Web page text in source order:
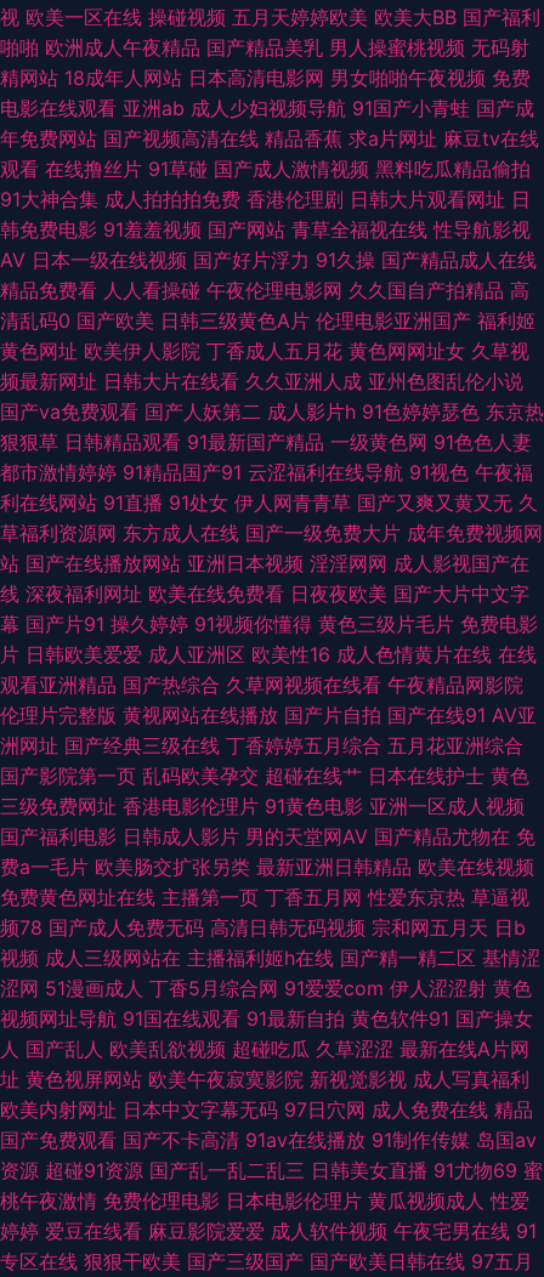
91HDavav在线 三级黄视频在线 九色福利探花视频 麻豆国产精品久久 国产
这里只有久久 超碰人人操 a级性交片 91入在线观看 微拍福利视频117 阿V中
文资源在线 黑人性爱网站 美日韩三极 日日韩日韩日韩AV 97超级视频 九九
国产 婷婷精品视频二区三区 91成人版下载 操操网站91 狠狠操狠狠撸 欧美性
交精品视频大全 性欧美第一页 91福利网在线免费 91网站在线观看免费 极品
御姐内射吃瓜 熟女资源库 AV五码 欧美成人多人免费 五月天肏屄网站 91TV
是什么 91男人影院 97视频在线激情观看 豆花视频在线网址 男女上床视频 婷
婷妞妞基地 91福利社在线 91在线观看链接网站 丁香五月激情一本道 九九99
蜜桃视频 欧美亚洲私人 影视先锋免费看A片 91视频入口福利姬 九久爱肏屄
热水 综合福利导航 91新人视频 国产黑丝TV 久久午夜网欧美 日韩城人网站
亚洲美女丝袜足交 91在线资源站 国产欧美线熟精 欧美第1色网 深喉九区 51
神马视频 先锋影音资源玖玖AV 91视频免费 超碰人人妻 狼友大香蕉 午夜福利
影院无码 91深夜影院色 操碰在线不卡 精品亚洲日韩在线专区 日本a片影音
先锋 91色精品 豆花va官网 免费看91网站 熟女亚洲一区二区三区 91免费高
福利理论片 女优大全 先锋av资源网在线 91官网网页版 97人妻人人操人人爽
国产精品视频色色 免费视频久久就久久 1024在线看片 91小仙女丝袜 国产精
品一区 欧美日韩福利资源网 五月天性爱视频 91传媒视频再现观看 91网站免
费立即观看 狠狠艹网 瑟瑟综合网 91n视频在线 久草日本亚洲 婷婷99热婷婷
91福利电影 91在线A级片 国产6页 男人天堂2015 乱轮社区 国模精自 欧美色
色不卡 国产视频第12页 不卡的国产AV 91乱子伦国产精品 91黄色网页 91大
神影音 伊人99大香网 熟妇人妻一区二区 老湿69视频福利在线 久热草无码 午
视 欧美一区在线 操碰视频 五月天婷婷欧美 欧美大BB 国产福利
啪啪 欧洲成人午夜精品 国产精品美乳 男人操蜜桃视频 无码射
精网站 18成年人网站 日本高清电影网 男女啪啪午夜视频 免费
电影在线观看 亚洲ab 成人少妇视频导航 91国产小青蛙 国产成
年免费网站 国产视频高清在线 精品香蕉 求a片网址 麻豆tv在线
观看 在线撸丝片 91草碰 国产成人激情视频 黑料吃瓜精品偷拍
91大神合集 成人拍拍拍免费 香港伦理剧 日韩大片观看网址 日
韩免费电影 91羞羞视频 国产网站 青草全福视在线 性导航影视
AV 日本一级在线视频 国产好片浮力 91久操 国产精品成人在线
精品免费看 人人看操碰 午夜伦理电影网 久久国自产拍精品 高
清乱码0 国产欧美 日韩三级黄色A片 伦理电影亚洲国产 福利姬
黄色网址 欧美伊人影院 丁香成人五月花 黄色网网址女 久草视
频最新网址 日韩大片在线看 久久亚洲人成 亚州色图乱伦小说
国产va免费观看 国产人妖第二 成人影片h 91色婷婷瑟色 东京热
狠狠草 日韩精品观看 91最新国产精品 一级黄色网 91色色人妻
都市激情婷婷 91精品国产91 云涩福利在线导航 91视色 午夜福
利在线网站 91直播 91处女 伊人网青青草 国产又爽又黄又无 久
草福利资源网 东方成人在线 国产一级免费大片 成年免费视频网
站 国产在线播放网站 亚洲日本视频 淫淫网网 成人影视国产在
线 深夜福利网址 欧美在线免费看 日夜夜欧美 国产大片中文字
幕 国产片91 操久婷婷 91视频你懂得 黄色三级片毛片 免费电影
片 日韩欧美爱爱 成人亚洲区 欧美性16 成人色情黄片在线 在线
观看亚洲精品 国产热综合 久草网视频在线看 午夜精品网影院
伦理片完整版 黄视网站在线播放 国产片自拍 国产在线91 AV亚
洲网址 国产经典三级在线 丁香婷婷五月综合 五月花亚洲综合
国产影院第一页 乱码欧美孕交 超碰在线艹 日本在线护士 黄色
三级免费网址 香港电影伦理片 91黄色电影 亚洲一区成人视频
国产福利电影 日韩成人影片 男的天堂网AV 国产精品尤物在 免
费a一毛片 欧美肠交扩张另类 最新亚洲日韩精品 欧美在线视频
免费黄色网址在线 主播第一页 丁香五月网 性爱东京热 草逼视
频78 国产成人免费无码 高清日韩无码视频 宗和网五月天 日b
视频 成人三级网站在 主播福利姬h在线 国产精一精二区 基情涩
涩网 51漫画成人 丁香5月综合网 91爱爱com 伊人涩涩射 黄色
视频网址导航 91国在线观看 91最新自拍 黄色软件91 国产操女
人 国产乱人 欧美乱欲视频 超碰吃瓜 久草涩涩 最新在线A片网
址 黄色视屏网站 欧美午夜寂寞影院 新视觉影视 成人写真福利
欧美内射网址 日本中文字幕无码 97日穴网 成人免费在线 精品
国产免费观看 国产不卡高清 91av在线播放 91制作传媒 岛国av
资源 超碰91资源 国产乱一乱二乱三 日韩美女直播 91尤物69 蜜
桃午夜激情 免费伦理电影 日本电影伦理片 黄瓜视频成人 性爱
婷婷 爱豆在线看 麻豆影院爱爱 成人软件视频 午夜宅男在线 91
专区在线 狠狠干欧美 国产三级国产 国产欧美日韩在线 97五月